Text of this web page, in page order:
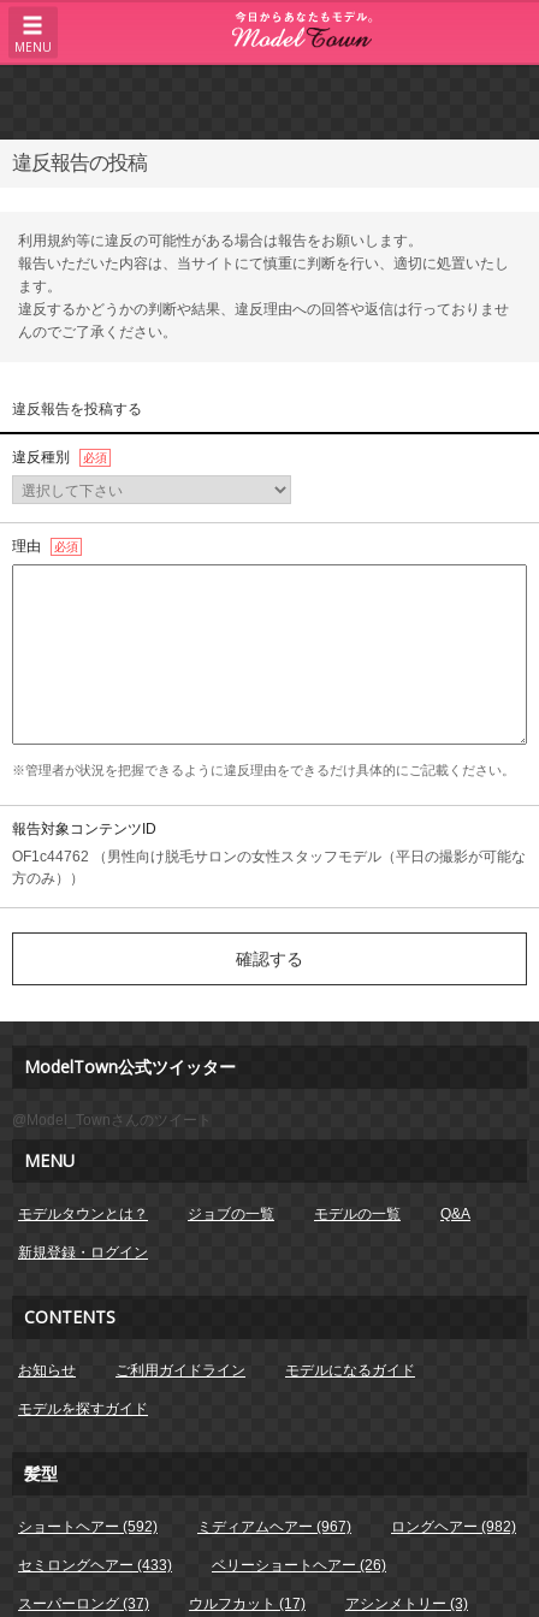
MENU
違反報告の投稿
利用規約等に違反の可能性がある場合は報告をお願いします。
報告いただいた内容は、当サイトにて慎重に判断を行い、適切に処置いたし
ます。
違反するかどうかの判断や結果、違反理由への回答や返信は行っておりませ
んのでご了承ください。
違反報告を投稿する
違反種別 必須
理由 必須
※管理者が状況を把握できるように違反理由をできるだけ具体的にご記載ください。
報告対象コンテンツID
OF1c44762 （男性向け脱毛サロンの女性スタッフモデル（平日の撮影が可能な
方のみ））
ModelTown公式ツイッター
@Model_Townさんのツイート
MENU
モデルタウンとは？ ジョブの一覧 モデルの一覧 Q&A
新規登録・ログイン
CONTENTS
お知らせ ご利用ガイドライン モデルになるガイド
モデルを探すガイド
髪型
ショートヘアー (592) ミディアムヘアー (967) ロングヘアー (982)
セミロングヘアー (433) ベリーショートヘアー (26)
スーパーロング (37) ウルフカット (17) アシンメトリー (3)